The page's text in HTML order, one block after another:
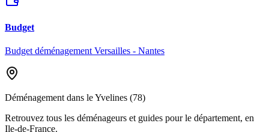
Budget
Budget déménagement Versailles - Nantes
Déménagement dans leYvelines (78)
Retrouvez tous les déménageurs et guides pour le département, en
Ile-de-France.